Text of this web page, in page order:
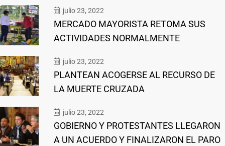
julio 23, 2022
MERCADO MAYORISTA RETOMA SUS
ACTIVIDADES NORMALMENTE
julio 23, 2022
PLANTEAN ACOGERSE AL RECURSO DE
LA MUERTE CRUZADA
julio 23, 2022
GOBIERNO Y PROTESTANTES LLEGARON
A UN ACUERDO Y FINALIZARON EL PARO